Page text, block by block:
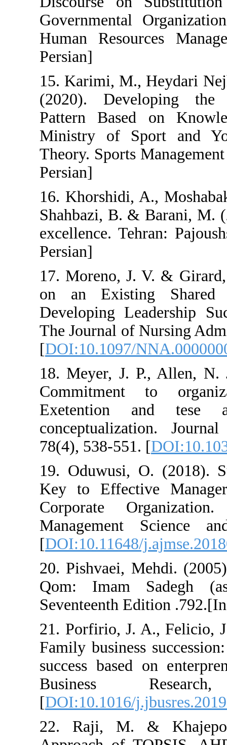
Governmental
Human
15. Karimi, M.,
(2020).
Pattern
Ministry of
Theory. Sports
16. Khorshidi,
Shahbazi, B. &
excellence.
17. Moreno, J.
on an
Developing
The Journal of
[DOI:10.1097/
18. Meyer, J.
Commitment
Exetention
78(4), 538-551.
19. Oduwusi,
Key to
Corporate
Management
[DOI:10.11648/
20. Pishvaei,
Qom: Imam
Seventeenth
21. Porfirio, J.
Family
success based
Business
[DOI:10.1016/
22. Raji, M.